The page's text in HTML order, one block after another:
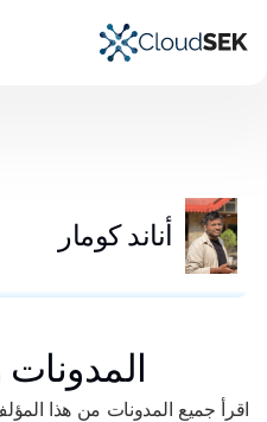
أناند كومار
المدونات
اقرأ جميع المدونات من هذا